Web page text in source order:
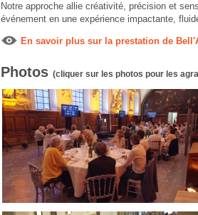
Notre approche allie créativité, précision et
événement en une expérience impactante,
En savoir plus sur la prestation de
Photos (cliquer sur les photos pour les